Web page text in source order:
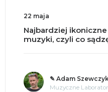
22 maja
Najbardziej
muzyki, czyli co
✎ Adam Szewczyk
Muzyczne